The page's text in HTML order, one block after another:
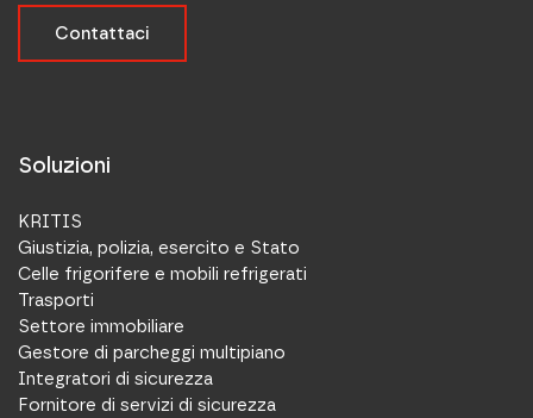
Contattaci
Soluzioni
KRITIS
Giustizia, polizia, esercito e Stato
Celle frigorifere e mobili refrigerati
Trasporti
Settore immobiliare
Gestore di parcheggi multipiano
Integratori di sicurezza
Fornitore di servizi di sicurezza